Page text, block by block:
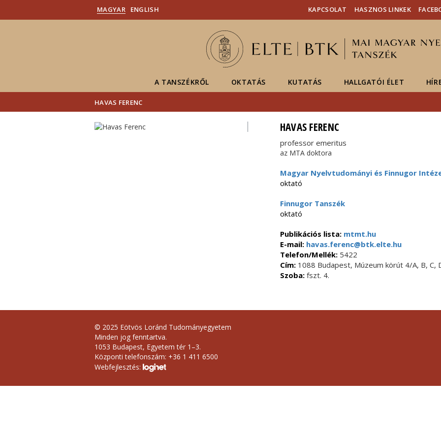
Hírek
Események
ELTE a
MAGYAR ENGLISH KAPCSOLAT HASZNOS LINKEK
A TANSZÉKRŐL OKTATÁS KUTATÁS HALLGATÓI ÉLET
HAVAS FERENC
HAVAS FERENC
professor emeritus
az MTA doktora
Magyar Nyelvtudományi és Finnugor
oktató
Finnugor Tanszék
oktató
Publikációs lista: mtmt.hu
E-mail:havas.ferenc@btk.elte.hu
Telefon/Mellék:5422
Cím:1088 Budapest, Múzeum körút 4/A, B, C,
Szoba:fszt. 4.
© 2025 Eötvös Loránd Tudományegyetem
Minden jog fenntartva.
1053 Budapest, Egyetem tér 1–3.
Központi telefonszám: +36 1 411 6500
Webfejlesztés: